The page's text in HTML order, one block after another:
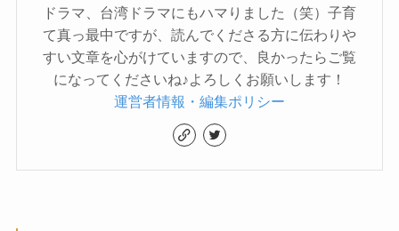
ドラマ、台湾ドラマにもハマりました（笑）子育
て真っ最中ですが、読んでくださる方に伝わりや
すい文章を心がけていますので、良かったらご覧
になってくださいね♪よろしくお願いします！
運営者情報・編集ポリシー